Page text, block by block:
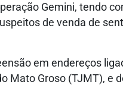
Gemini, tendo
de venda de
em endereços
Mato Groso (TJMT), e